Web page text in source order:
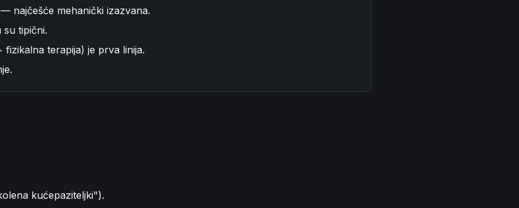
najčešće mehanički izazvana.
tipični.
terapija) je prva linija.
kućepaziteljki").